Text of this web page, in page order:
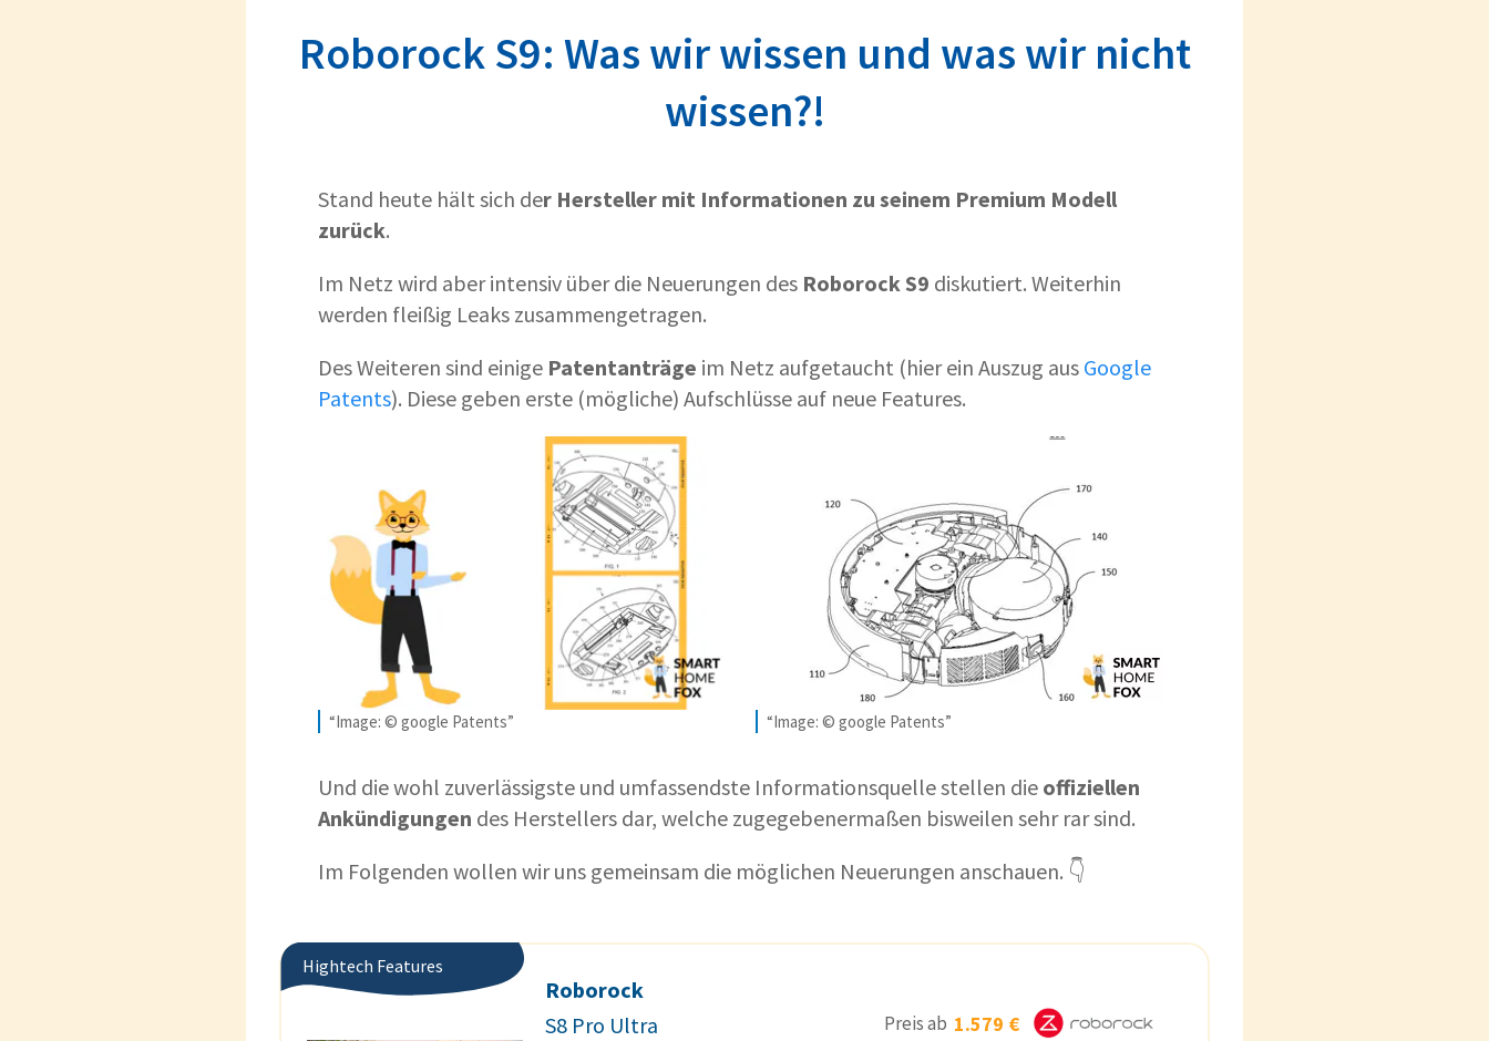
Roborock S9: Was wir wissen und was wir nicht
wissen?!
Stand heute hält sich der Hersteller mit Informationen zu seinem Premium Modell
zurück.
Im Netz wird aber intensiv über die Neuerungen des Roborock S9 diskutiert. Weiterhin
werden fleißig Leaks zusammengetragen.
Des Weiteren sind einige Patentanträge im Netz aufgetaucht (hier ein Auszug aus Google
Patents). Diese geben erste (mögliche) Aufschlüsse auf neue Features.
“Image: © google Patents” “Image: © google Patents”
Und die wohl zuverlässigste und umfassendste Informationsquelle stellen die offiziellen
Ankündigungen des Herstellers dar, welche zugegebenermaßen bisweilen sehr rar sind.
Im Folgenden wollen wir uns gemeinsam die möglichen Neuerungen anschauen. 👇
Hightech Features
Roborock
S8 Pro Ultra
Preis ab 1.579 €